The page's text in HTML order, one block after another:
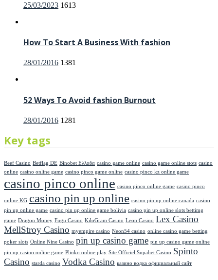
25/03/2023 1613
How To Start A Business With fashion
28/01/2016 1381
52 Ways To Avoid fashion Burnout
28/01/2016 1281
Key tags
Beef Casino Betflag DE Binobet Ελλαδα casino game online casino game online stots casino
online casino online game casino pinco game online casino pinco kz online game
casino pinco online casino pinco online game casino pinco
online KG casino pin up online casino pin up online canada casino
pin up online game casino pin up online game bolivia casino pin up online slots bettimg
game Dragon Money Fugu Casino KiloGram Casino Leon Casino Lex Casino
MellStroy Casino myempire casino Neon54 casino online casino game betting
poker slots Online Nine Casino pin up casino game pin up casino game online
pin up casino online game Plinko online play Site Officiel Supabet Casino Spinto
Casino starda casino Vodka Casino казино водка официальный сайт